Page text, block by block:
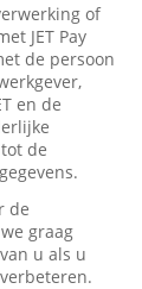
of
JET Pay
de persoon
en de
de
de
graag
u als u